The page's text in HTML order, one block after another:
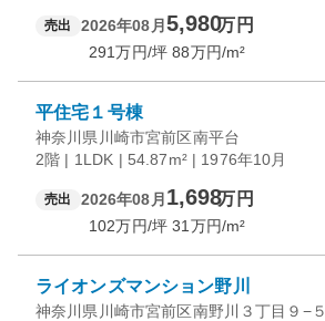
売出 2026年08月 5,980万円
291万円/坪 88万円/m²
平住宅１号棟
神奈川県川崎市宮前区南平台
2階 | 1LDK | 54.87m² | 1976年10月
売出 2026年08月 1,698万円
102万円/坪 31 万円/m²
ライオンズマンション野川
神奈川県川崎市宮前区南野川３丁目９−５